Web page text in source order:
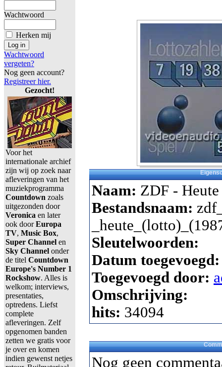
Wachtwoord
Herken mij
Wachtwoord
vergeten?
Nog geen account?
Registreer hier.
Gezocht!
Voor het
internationale archief
zijn wij op zoek naar
afleveringen van het
muziekprogramma
Countdown zoals
uitgezonden door
Veronica en later
ook doorEuropa
TV, Music Box,
Super Channel en
Sky Channel onder
de titel Countdown
Europe's Number 1
Rockshow. Alles is
welkom; interviews,
presentaties,
optredens. Liefst
complete
afleveringen. Zelf
opgenomen banden
zetten we gratis voor
je over en komen
indien gewenst netjes
Naam: ZDF -
Bestandsnaam:
Sleutelwoorden:
Datum
Toegevoegd door:
Omschrijving:
hits: 34094
Nog geen